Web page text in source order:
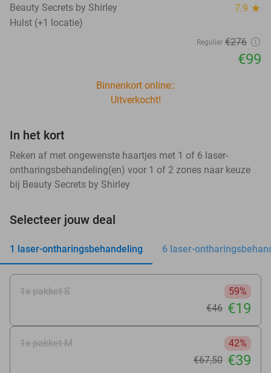
Beauty Secrets by Shirley 7.9 star
Hulst (+1 locatie)
Regulier €276
€99
Binnenkort online::
Uitverkocht!
In het kort
Reken af met ongewenste haartjes met 1 of 6 laser-
ontharingsbehandeling(en) voor 1 of 2 zones naar keuze
bij Beauty Secrets by Shirley
Selecteer jouw deal
1 laser-ontharingsbehandeling 6 laser-
1x pakket S
59%
€46 €19
1x pakket M
42%
€67,50 €39